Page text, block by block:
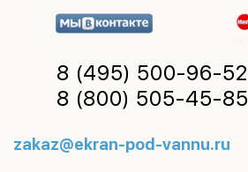
8 (495) 500-96-52
8 (800) 505-45-85
zakaz@ekran-pod-vannu.ru